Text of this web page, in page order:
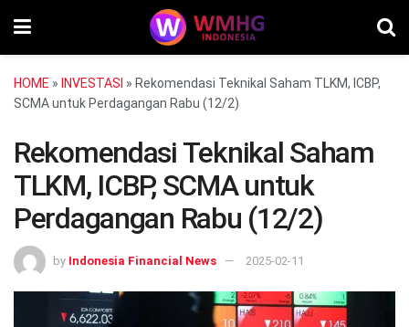
HOME » INVESTASI » Rekomendasi Teknikal Saham TLKM, ICBP,
SCMA untuk Perdagangan Rabu (12/2)
Rekomendasi Teknikal Saham
TLKM, ICBP, SCMA untuk
Perdagangan Rabu (12/2)
by Indonesia Financial News 2025-02-11